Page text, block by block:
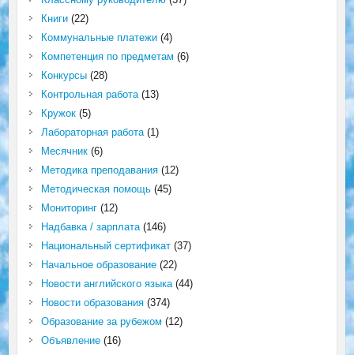
Книги(22)
Коммунальные платежи(4)
Компетенция по предметам (6)
Конкурсы(28)
Контрольная работа(13)
Кружок(5)
Лабораторная работа(1)
Месячник(6)
Методика преподавания(12)
Методическая помощь(45)
Мониторинг(12)
Надбавка / зарплата(146)
Национальный сертификат(37)
Начальное образование(22)
Новости английского языка(44)
Новости образования(374)
Образование за рубежом (12)
Объявление(16)